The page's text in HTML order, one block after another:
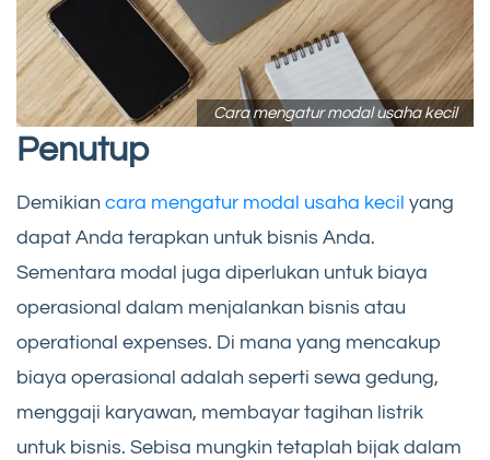
Cara mengatur modal usaha kecil
Penutup
Demikian cara mengatur modal usaha kecil yang
dapat Anda terapkan untuk bisnis Anda.
Sementara modal juga diperlukan untuk biaya
operasional dalam menjalankan bisnis atau
operational expenses. Di mana yang mencakup
biaya operasional adalah seperti sewa gedung,
menggaji karyawan, membayar tagihan listrik
untuk bisnis. Sebisa mungkin tetaplah bijak dalam